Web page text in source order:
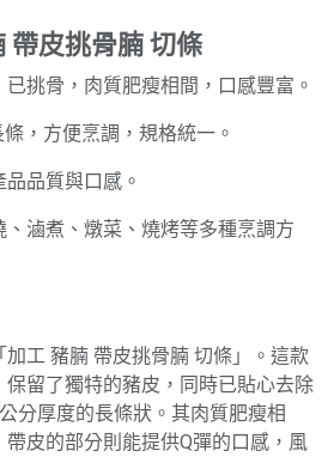
帶皮挑骨腩 切條
挑骨，肉質肥瘦相間，口感豐富。
，方便烹調，規格統一。
品質與口感。
滷煮、燉菜、燒烤等多種烹調方
工 豬腩 帶皮挑骨腩 切條」。這款
留了獨特的豬皮，同時已貼心去除
分厚度的長條狀。其肉質肥瘦相
皮的部分則能提供Q彈的口感，風